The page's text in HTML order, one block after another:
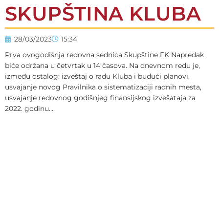
SKUPŠTINA KLUBA
28/03/2023
15:34
Prva ovogodišnja redovna sednica Skupštine FK Napredak
biće održana u četvrtak u 14 časova. Na dnevnom redu je,
između ostalog: izveštaj o radu Kluba i budući planovi,
usvajanje novog Pravilnika o sistematizaciji radnih mesta,
usvajanje redovnog godišnjeg finansijskog izvešataja za
2022. godinu…